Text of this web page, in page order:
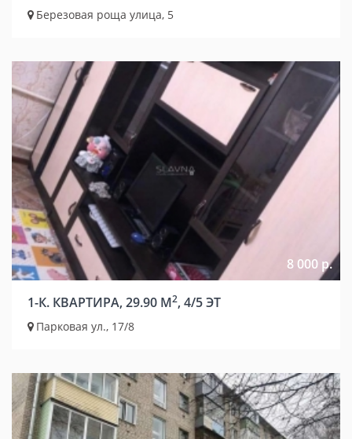
Березовая роща улица, 5
8 000 р.
1-К. КВАРТИРА, 29.90 М2, 4/5 ЭТ
Парковая ул., 17/8